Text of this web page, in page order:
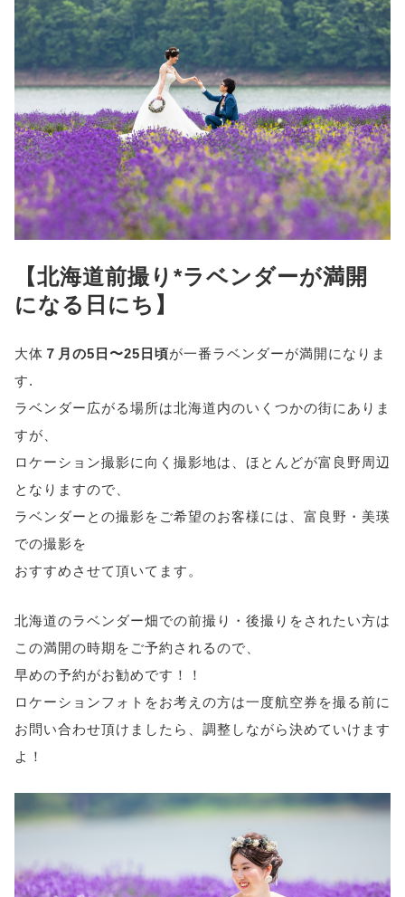
【北海道前撮り*ラベンダーが満開
になる日にち】
大体 ７月の5日〜25日頃が一番ラベンダーが満開になりま
す.
ラベンダー広がる場所は北海道内のいくつかの街にありま
すが、
ロケーション撮影に向く撮影地は、ほとんどが富良野周辺
となりますので、
ラベンダーとの撮影をご希望のお客様には、富良野・美瑛
での撮影を
おすすめさせて頂いてます。
北海道のラベンダー畑での前撮り・後撮りをされたい方は
この満開の時期をご予約されるので、
早めの予約がお勧めです！！
ロケーションフォトをお考えの方は一度航空券を撮る前に
お問い合わせ頂けましたら、調整しながら決めていけます
よ！